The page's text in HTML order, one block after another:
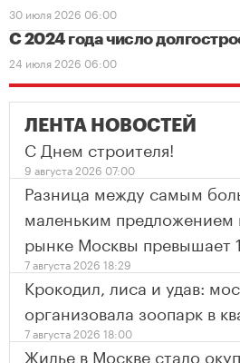
30 июля 2026 06:00
С 2024 года число
24 июля 2026 06:00
ЛЕНТА НОВОСТЕЙ
С Днем строителя!
9 августа 2026 07:00
Разница между самым
маленьким предложением
рынке Москвы превышает
7 августа 2026 18:29
Крокодил, лиса и удав:
организовала зоопарк в
7 августа 2026 18:00
Жилье в Москве стало